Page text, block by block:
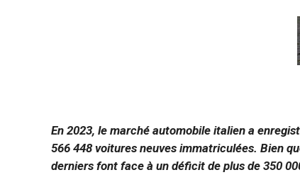
En 2023, le marché automobile italien a
566 448 voitures neuves immatriculées. Bien
derniers font face à un déficit de plus de 350